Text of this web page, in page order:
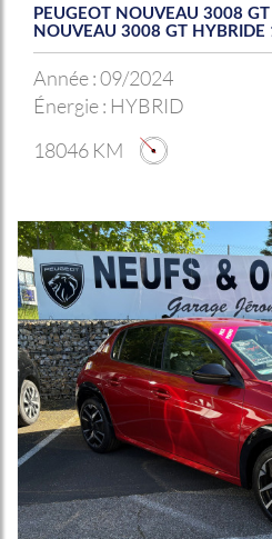
PEUGEOT NOUVEAU 3008
NOUVEAU 3008 GT HYBRIDE
Année :09/2024
Énergie : HYBRID
18046 KM